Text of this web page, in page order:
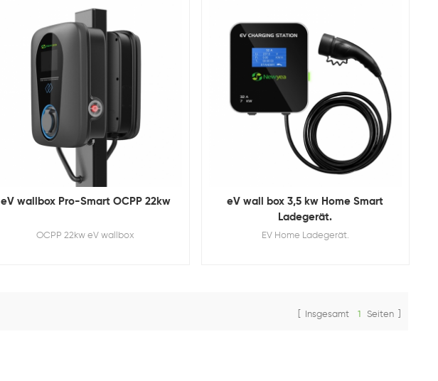
eV wallbox Pro-Smart OCPP 22kw
OCPP 22kw eV wallbox
eV wall box 3,5 kw Home Smart
Ladegerät.
EV Home Ladegerät.
[ Insgesamt 1 Seiten ]